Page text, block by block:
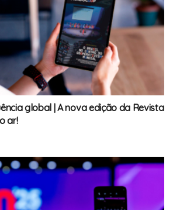
global | A nova edição da Revista
ar!